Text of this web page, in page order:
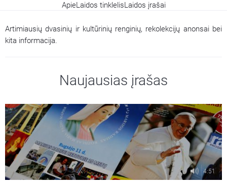
ApieLaidos tinklelisLaidos įrašai
Artimiausių dvasinių ir kultūrinių renginių, rekolekcijų anonsai bei
kita informacija.
Naujausias įrašas
4:51